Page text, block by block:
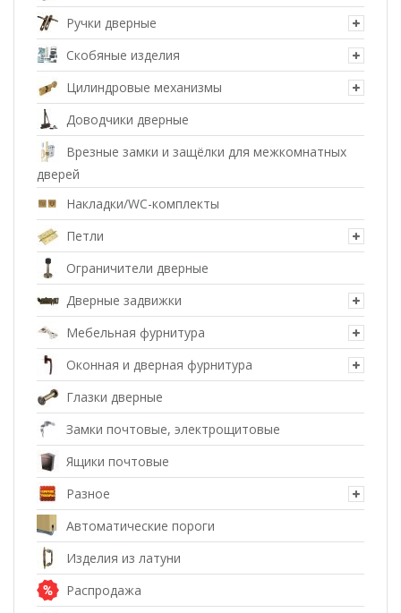
Ручки дверные
Скобяные изделия
Цилиндровые механизмы
Доводчики дверные
Врезные замки и защёлки для межкомнатных
дверей
Накладки/WC-комплекты
Петли
Ограничители дверные
Дверные задвижки
Мебельная фурнитура
Оконная и дверная фурнитура
Глазки дверные
Замки почтовые, электрощитовые
Ящики почтовые
Разное
Автоматические пороги
Изделия из латуни
Распродажа